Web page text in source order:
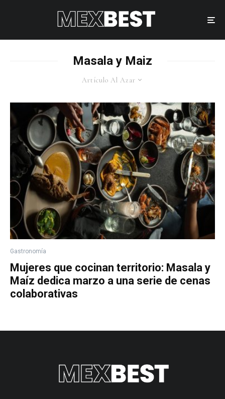
Masala y Maiz
Artículo Al Azar
Gastronomía
Mujeres que cocinan territorio: Masala y
Maíz dedica marzo a una serie de cenas
colaborativas